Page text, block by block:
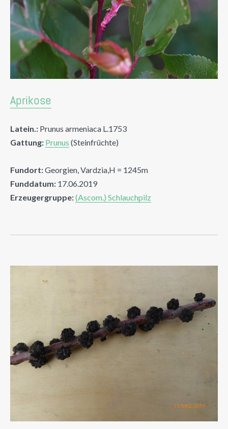
Aprikose
Latein.: Prunus armeniaca L.1753
Gattung: Prunus (Steinfrüchte)
Fundort:Georgien, Vardzia,H = 1245m
Funddatum: 17.06.2019
Erzeugergruppe:(Ascom.) Schlauchpilz